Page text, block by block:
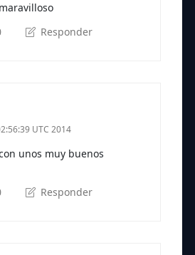
Responder
UTC 2014
unos muy buenos
Responder